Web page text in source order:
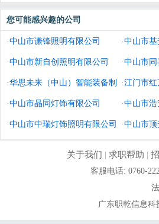
您可能感兴趣的公司
·中山市谦锋照明有限公司 ·中山市基
·中山市新自创照明有限公司 ·中山市同
·华思未来（中山）智能装备制
造有限公司
·江门市红
·中山市晶同灯饰有限公司 ·中山市浩
·中山市中瑞灯饰照明有限公司 ·中山市顶
关于我们 | 求职帮助 |
客服电话: 0760-
广东职乾信息